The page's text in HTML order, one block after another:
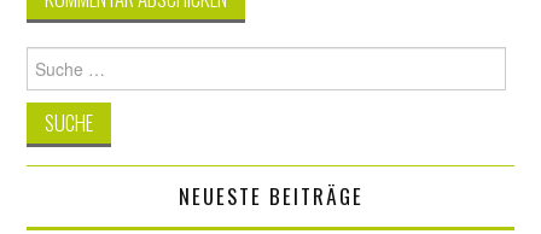
Suche
nach:
NEUESTE BEITRÄGE